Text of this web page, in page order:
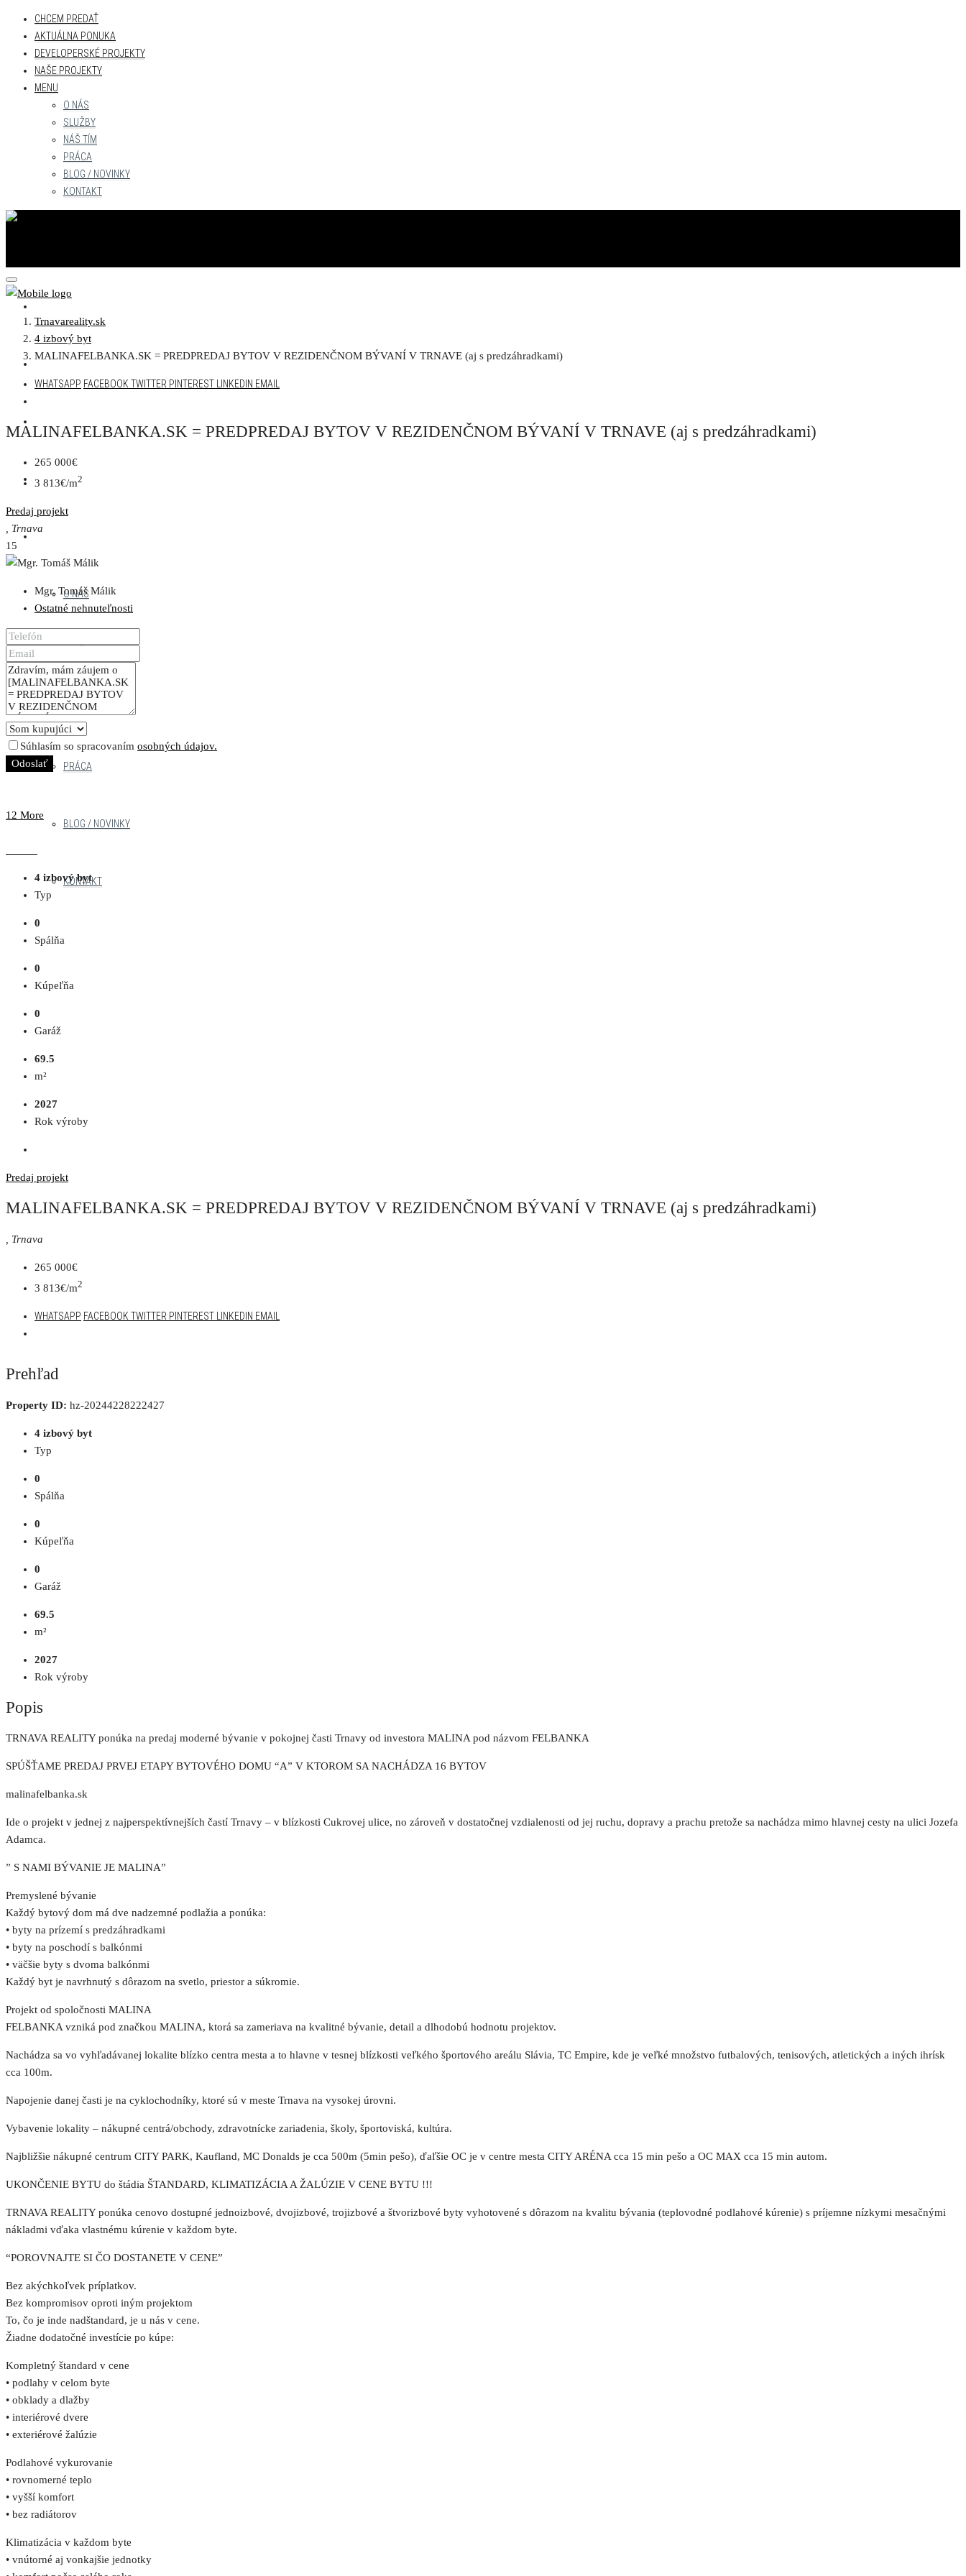
CHCEM PREDAŤ
AKTUÁLNA PONUKA
DEVELOPERSKÉ PROJEKTY
NAŠE PROJEKTY
MENU
O NÁS
SLUŽBY
NÁŠ TÍM
PRÁCA
BLOG / NOVINKY
KONTAKT
NAŠE PROJEKTY
O NÁS
NÁŠ TÍM
PRÁCA
BLOG / NOVINKY
KONTAKT
Trnavareality.sk
4 izbový byt
MALINAFELBANKA.SK = PREDPREDAJ BYTOV V REZIDENČNOM BÝVANÍ V TRNAVE (aj s predzáhradkami)
WHATSAPP FACEBOOK TWITTER PINTEREST LINKEDIN EMAIL
MALINAFELBANKA.SK = PREDPREDAJ BYTOV V REZIDENČNOM BÝVANÍ V TRNAVE (aj s predzáhradkami)
265 000€
3 813€/m2
Predaj projekt
, Trnava
15
Mgr. Tomáš Málik
Ostatné nehnuteľnosti
Súhlasím so spracovaním osobných údajov.
Odoslať
12 More
4 izbový byt
Typ
0
Spálňa
0
Kúpeľňa
0
Garáž
69.5
m²
2027
Rok výroby
Predaj projekt
MALINAFELBANKA.SK = PREDPREDAJ BYTOV V REZIDENČNOM BÝVANÍ V TRNAVE (aj s predzáhradkami)
, Trnava
265 000€
3 813€/m2
WHATSAPP FACEBOOK TWITTER PINTEREST LINKEDIN EMAIL
Prehľad
Property ID: hz-20244228222427
4 izbový byt
Typ
0
Spálňa
0
Kúpeľňa
0
Garáž
69.5
m²
2027
Rok výroby
Popis
TRNAVA REALITY ponúka na predaj moderné bývanie v pokojnej časti Trnavy od investora MALINA pod názvom FELBANKA
SPÚŠŤAME PREDAJ PRVEJ ETAPY BYTOVÉHO DOMU “A” V KTOROM SA NACHÁDZA 16 BYTOV
malinafelbanka.sk
Ide o projekt v jednej z najperspektívnejších častí Trnavy – v blízkosti Cukrovej ulice, no zároveň v dostatočnej vzdialenosti od jej ruchu, dopravy a prachu pretože sa nachádza mimo hlavnej cesty na ulici Jozefa
Adamca.
” S NAMI BÝVANIE JE MALINA”
Premyslené bývanie
Každý bytový dom má dve nadzemné podlažia a ponúka:
• byty na prízemí s predzáhradkami
• byty na poschodí s balkónmi
• väčšie byty s dvoma balkónmi
Každý byt je navrhnutý s dôrazom na svetlo, priestor a súkromie.
Projekt od spoločnosti MALINA
FELBANKA vzniká pod značkou MALINA, ktorá sa zameriava na kvalitné bývanie, detail a dlhodobú hodnotu projektov.
Nachádza sa vo vyhľadávanej lokalite blízko centra mesta a to hlavne v tesnej blízkosti veľkého športového areálu Slávia, TC Empire, kde je veľké množstvo futbalových, tenisových, atletických a iných ihrísk
cca 100m.
Napojenie danej časti je na cyklochodníky, ktoré sú v meste Trnava na vysokej úrovni.
Vybavenie lokality – nákupné centrá/obchody, zdravotnícke zariadenia, školy, športoviská, kultúra.
Najbližšie nákupné centrum CITY PARK, Kaufland, MC Donalds je cca 500m (5min pešo), ďaľšie OC je v centre mesta CITY ARÉNA cca 15 min pešo a OC MAX cca 15 min autom.
UKONČENIE BYTU do štádia ŠTANDARD, KLIMATIZÁCIA A ŽALÚZIE V CENE BYTU !!!
TRNAVA REALITY ponúka cenovo dostupné jednoizbové, dvojizbové, trojizbové a štvorizbové byty vyhotovené s dôrazom na kvalitu bývania (teplovodné podlahové kúrenie) s príjemne nízkymi mesačnými
nákladmi vďaka vlastnému kúrenie v každom byte.
“POROVNAJTE SI ČO DOSTANETE V CENE”
Bez akýchkoľvek príplatkov.
Bez kompromisov oproti iným projektom
To, čo je inde nadštandard, je u nás v cene.
Žiadne dodatočné investície po kúpe:
Kompletný štandard v cene
• podlahy v celom byte
• obklady a dlažby
• interiérové dvere
• exteriérové žalúzie
Podlahové vykurovanie
• rovnomerné teplo
• vyšší komfort
• bez radiátorov
Klimatizácia v každom byte
• vnútorné aj vonkajšie jednotky